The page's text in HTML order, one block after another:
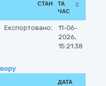
СТАН
ТА
ЧАС
Експортовано:
11-06-
2026,
15:21:38
ДАТА